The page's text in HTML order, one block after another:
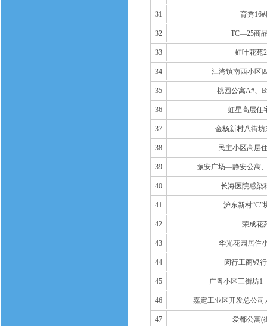
31 育秀16#
32 TC—25商
33 虹叶花苑
34 江湾镇南西小区
35 桃园公寓A#、
36 虹星高层住
37 金杨新村八街坊
38 民主小区高层
39 振安广场—静安公寓
40 长海医院感染
41 沪东新村“C”
42 荣成花
43 华光花园居住
44 闵行工商银
45 广粤小区三街坊
46 嘉定工业区开发总公
47 爱都公寓(